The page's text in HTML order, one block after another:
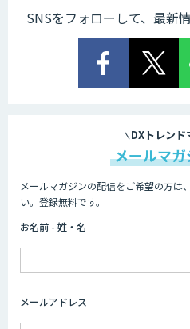
throough
SNSをフォローして、最新
DXトレンド
メールマ
メールマガジンの配信をご希望の方は
い。登録無料です。
お名前 - 姓・名
メールアドレス